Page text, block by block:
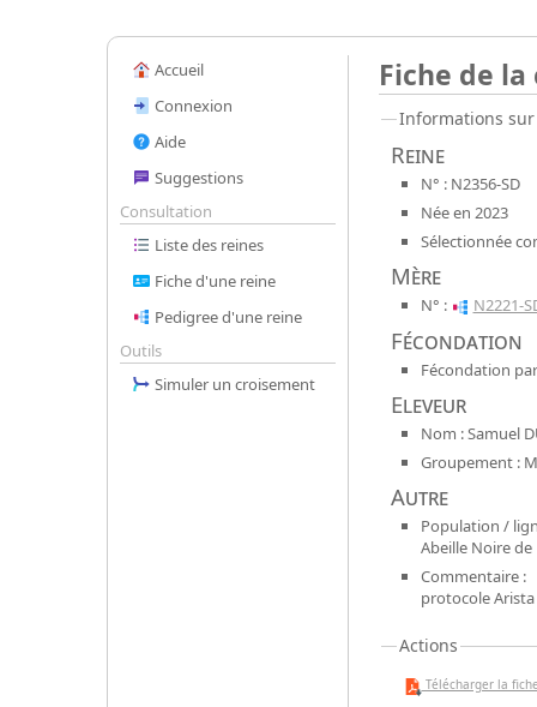
Accueil
Connexion
Aide
Suggestions
Consultation
Liste des reines
Fiche d'une reine
Pedigree d'une reine
Outils
Simuler un croisement
Fiche de la
Informations
Reine
N° : N2356-SD
Née en 2023
Sélectionnée
Mère
N° : N2221-
Fécondation
Fécondation
Eleveur
Nom : Samuel
Groupement :
Autre
Population /
Abeille Noire
Commentaire :
protocole
Actions
Télécharger la